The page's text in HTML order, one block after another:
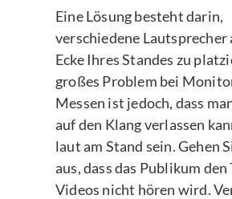
Eine Lösung besteht darin,
verschiedene Lautsprecher
Ecke Ihres Standes zu
großes Problem bei
Messen ist jedoch, dass
auf den Klang verlassen
laut am Stand sein. Gehen
aus, dass das Publikum den
Videos nicht hören wird.